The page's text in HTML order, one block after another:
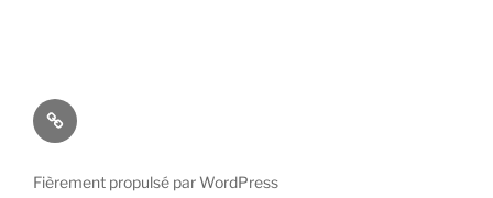
Concert
à
Fièrement propulsé par WordPress